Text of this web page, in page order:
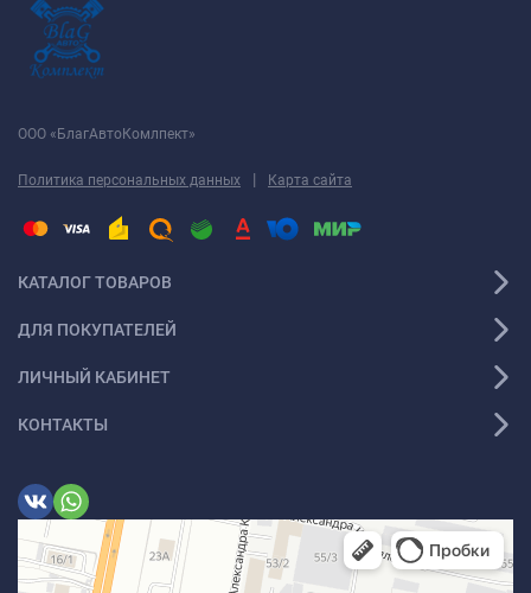
ООО «БлагАвтоКомлпект»
Политика персональных данных | Карта сайта
КАТАЛОГ ТОВАРОВ
ДЛЯ ПОКУПАТЕЛЕЙ
ЛИЧНЫЙ КАБИНЕТ
КОНТАКТЫ